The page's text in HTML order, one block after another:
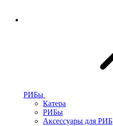
РИБы
Катера
РИБы
Аксессуары для РИБ